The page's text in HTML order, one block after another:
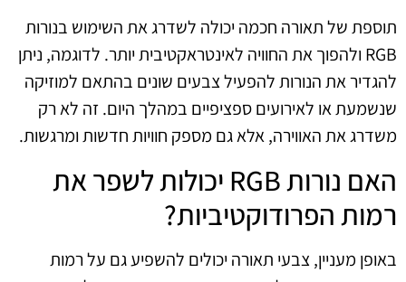
תוספת של תאורה חכמה יכולה לשדרג את השימוש בנורות
RGB ולהפוך את החוויה לאינטראקטיבית יותר. לדוגמה, ניתן
להגדיר את הנורות להפעיל צבעים שונים בהתאם למוזיקה
שנשמעת או לאירועים ספציפיים במהלך היום. זה לא רק
משדרג את האווירה, אלא גם מספק חוויות חדשות ומרגשות.
האם נורות RGB יכולות לשפר את
רמות הפרודוקטיביות?
באופן מעניין, צבעי תאורה יכולים להשפיע גם על רמות